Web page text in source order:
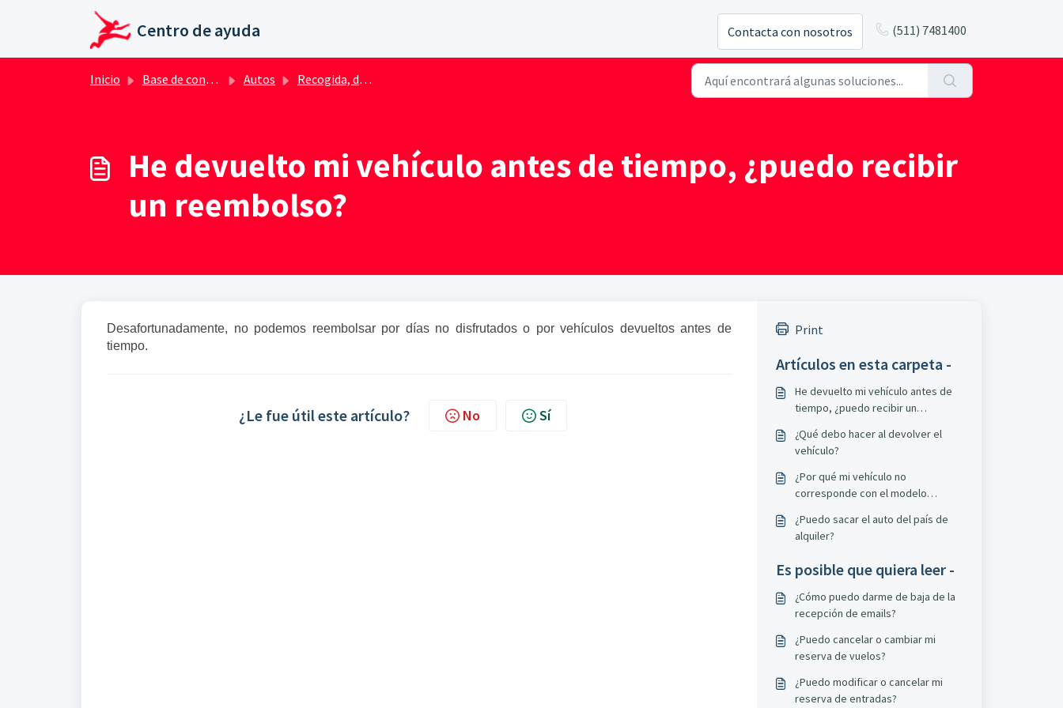
Ir al contenido principal
Centro de ayuda Contacta con nosotros (511) 7481400
Inicio Base de conocimientos Autos Recogida, devolución y uso del vehículo
He devuelto mi vehículo antes de tiempo, ¿puedo recibir
un reembolso?
Desafortunadamente, no podemos reembolsar por días no disfrutados o por vehículos devueltos antes de
tiempo.
¿Le fue útil este artículo? No Sí
Print
Artículos en esta carpeta -
He devuelto mi vehículo antes de
tiempo, ¿puedo recibir un
¿Qué debo hacer al devolver el
vehículo?
¿Por qué mi vehículo no
corresponde con el modelo
¿Puedo sacar el auto del país de
alquiler?
Es posible que quiera leer -
¿Cómo puedo darme de baja de la
recepción de emails?
¿Puedo cancelar o cambiar mi
reserva de vuelos?
¿Puedo modificar o cancelar mi
reserva de entradas?